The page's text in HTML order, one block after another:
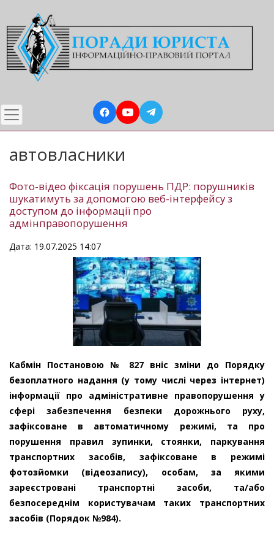
до
основного
вмісту
автовласники
Фото-відео фіксація порушень ПДР: порушників
шукатимуть за допомогою веб-інтерфейсу з
доступом до інформації про
адмінправопорушення
Дата: 19.07.2025 14:07
Кабмін Постановою № 827 вніс зміни до Порядку
безоплатного надання (у тому числі через інтернет)
інформації про адміністративне правопорушення у
сфері забезпечення безпеки дорожнього руху,
зафіксоване в автоматичному режимі, та про
порушення правил зупинки, стоянки, паркування
транспортних засобів, зафіксоване в режимі
фотозйомки (відеозапису), особам, за якими
зареєстровані транспортні засоби, та/або
безпосереднім користувачам таких транспортних
засобів (Порядок №984).